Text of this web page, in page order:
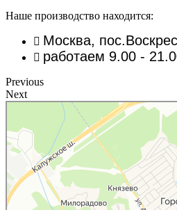
Наше производство находится:
Москва,
работаем 9.00 -
Previous
Next